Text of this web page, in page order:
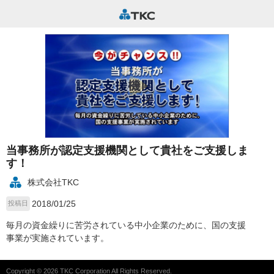
当事務所が認定支援機関として貴社をご支援しま
す！
株式会社TKC
投稿日 2018/01/25
毎月の資金繰りに苦労されている中小企業のために、国の支援
事業が実施されています。
Copyright © 2026 TKC Corporation All Rights Reserved.